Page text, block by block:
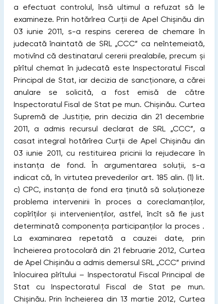
a efectuat controlul, însă ultimul a refuzat să le
examineze. Prin hotărîrea Curţii de Apel Chișinău din
03 iunie 2011, s-a respins cererea de chemare în
judecată înaintată de SRL „CCC” ca neîntemeiată,
motivînd că destinatarul cererii prealabile, precum și
pîrîtul chemat în judecată este Inspectoratul Fiscal
Principal de Stat, iar decizia de sancţionare, a cărei
anulare se solicită, a fost emisă de către
Inspectoratul Fisal de Stat pe mun. Chișinău. Curtea
Supremă de Justiţie, prin decizia din 21 decembrie
2011, a admis recursul declarat de SRL „CCC”, a
casat integral hotărîrea Curţii de Apel Chișinău din
03 iunie 2011, cu restituirea pricinii la rejudecare în
instanţa de fond. În argumentarea soluţii, s-a
indicat că, în virtutea prevederilor art. 185 alin. (1) lit.
c) CPC, instanţa de fond era ţinută să soluţioneze
problema intervenirii în proces a coreclamanţilor,
copîrîţilor și intervenienţilor, astfel, încît să ﬁe just
determinată componenţa participanţilor la proces .
La examinarea repetată a cauzei date, prin
încheierea protocolară din 21 februarie 2012, Curtea
de Apel Chișinău a admis demersul SRL „CCC” privind
înlocuirea pîrîtului – Inspectoratul Fiscal Principal de
Stat cu Inspectoratul Fiscal de Stat pe mun.
Chișinău. Prin încheierea din 13 martie 2012, Curtea